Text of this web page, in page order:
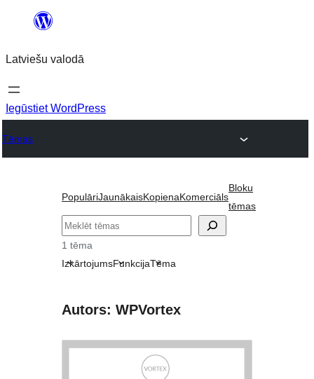
Pāriet
saturu
Latviešu valodā
Iegūstiet WordPress
Tēmas
PopulāriJaunākaisKopienaKomerciāls
Bloku
tēmas
Meklēt
1 tēma
IzkārtojumsFunkcijaTēma
Autors: WPVortex